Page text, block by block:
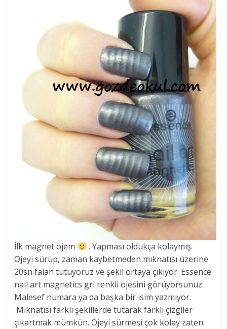
İlk magnet ojem
. Yapması oldukça kolaymış.
Ojeyi sürüp, zaman kaybetmeden mıknatısı üzerine
20sn falan tutuyoruz ve şekil ortaya çıkıyor. Essence
nail art magnetics gri renkli ojesini görüyorsunuz.
Malesef numara ya da başka bir isim yazmıyor.
Mıknatısı farklı şekillerde tutarak farklı çizgiler
çıkartmak mümkün. Ojeyi sürmesi çok kolay zaten